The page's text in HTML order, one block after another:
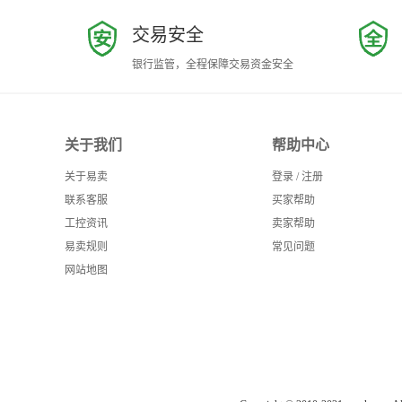
交易安全
银行监管，全程保障交易资金安全
关于我们
关于易卖
联系客服
工控资讯
易卖规则
网站地图
帮助中心
登录 / 注册
买家帮助
卖家帮助
常见问题